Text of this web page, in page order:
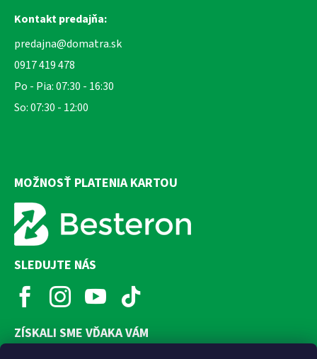
Kontakt predajňa:
predajna@domatra.sk
0917 419 478
Po - Pia: 07:30 - 16:30
So: 07:30 - 12:00
MOŽNOSŤ PLATENIA KARTOU
SLEDUJTE NÁS
ZÍSKALI SME VĎAKA VÁM